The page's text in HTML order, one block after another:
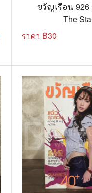
ขวัญเรือน 926
The
ราคา ฿30
การ์ตูนรายเดือน ราย
การ์ตูนแก๊ก
กล่อง BOXSET การ์
หนังสือการ์ตูน
🐲 หนังสือเด็ก
🪐 ความรู้สำหรับเด็ก